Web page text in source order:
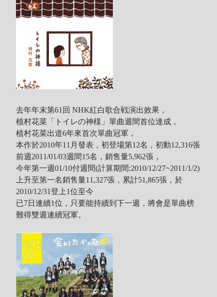
去年年末第61回 NHK紅白歌合戦演出效果，
植村花菜「トイレの神様」單曲週間首位達成，
植村花菜出道6年來首次單曲冠軍，
本作於2010年11月發表，初登場第12名，初動12,316張
前週2011/01/03週間15名，銷售量5,962張，
今年第一週01/10付週間(計算期間:2010/12/27~2011/1/2)
上升至第一名銷售量11,327張，累計51,865張，於
2010/12/31登上1位至今
已7日連續1位，只要能持續到下一週，將會是單曲榜
難得雙週連續冠軍。